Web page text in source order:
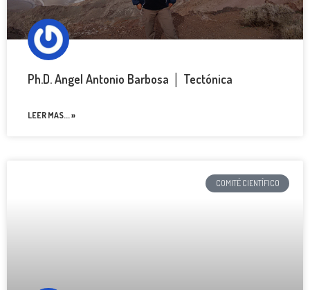
Ph.D. Angel Antonio Barbosa │ Tectónica
LEER MAS... »
COMITÉ CIENTÍFICO